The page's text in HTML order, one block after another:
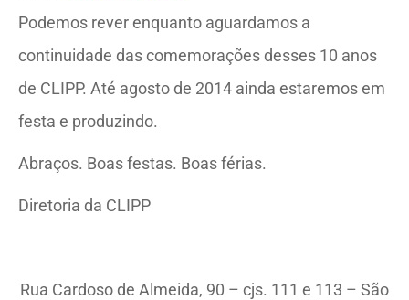
Podemos rever enquanto aguardamos a
continuidade das comemorações desses 10 anos
de CLIPP. Até agosto de 2014 ainda estaremos em
festa e produzindo.
Abraços. Boas festas. Boas férias.
Diretoria da CLIPP
Rua Cardoso de Almeida, 90 – cjs. 111 e 113 – São